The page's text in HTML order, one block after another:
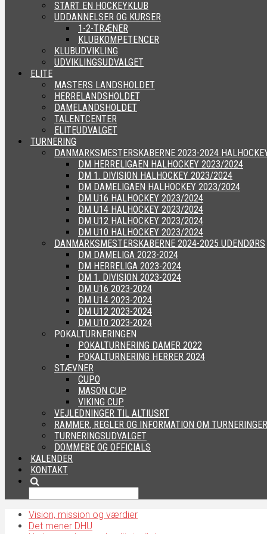
START EN HOCKEYKLUB
UDDANNELSER OG KURSER
1-2-TRÆNER
KLUBKOMPETENCER
KLUBUDVIKLING
UDVIKLINGSUDVALGET
ELITE
MASTERS LANDSHOLDET
HERRELANDSHOLDET
DAMELANDSHOLDET
TALENTCENTER
ELITEUDVALGET
TURNERING
DANMARKSMESTERSKABERNE 2023-2024
DM HERRELIGAEN HALHOCKEY 2023/2024
DM 1. DIVISION HALHOCKEY 2023/2024
DM DAMELIGAEN HALHOCKEY 2023/2024
DM U16 HALHOCKEY 2023/2024
DM U14 HALHOCKEY 2023/2024
DM U12 HALHOCKEY 2023/2024
DM U10 HALHOCKEY 2023/2024
DANMARKSMESTERSKABERNE 2024-2025 UDENDØRS
DM DAMELIGA 2023-2024
DM HERRELIGA 2023-2024
DM 1. DIVISION 2023-2024
DM U16 2023-2024
DM U14 2023-2024
DM U12 2023-2024
DM U10 2023-2024
POKALTURNERINGEN
POKALTURNERING DAMER 2022
POKALTURNERING HERRER 2024
STÆVNER
CUPO
MASON CUP
VIKING CUP
VEJLEDNINGER TIL ALTIUSRT
RAMMER, REGLER OG INFORMATION OM TURNERINGER
TURNERINGSUDVALGET
DOMMERE OG OFFICIALS
KALENDER
KONTAKT
Vision, mission og værdier
Det mener DHU